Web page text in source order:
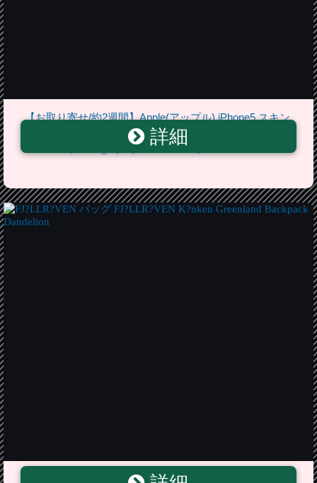
【お取り寄せ/約2週間】Apple(アップル) iPhone5 スキン
シール(デザイン保護シール) Little Dandelion AIP5-
LDAND 【Decalgirl】【10P03Dec16】
詳細
FJ?LLR?VEN バッグ FJ?LLR?VEN K?nken Greenland